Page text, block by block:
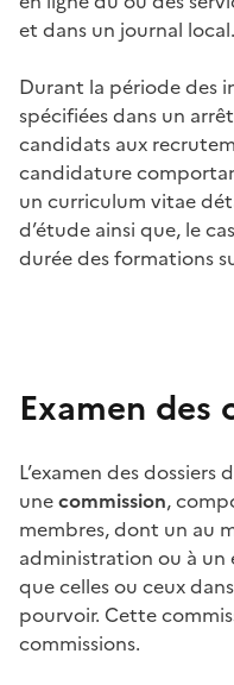
et dans un journal local.
Durant la période des
spécifiées dans un
candidats aux
candidature
un curriculum vitae
d’étude ainsi que, le
durée des formations
Examen des
L’examen des
unecommission,
membres, dont un au
administration ou à
que celles ou ceux
pourvoir. Cette
commissions.